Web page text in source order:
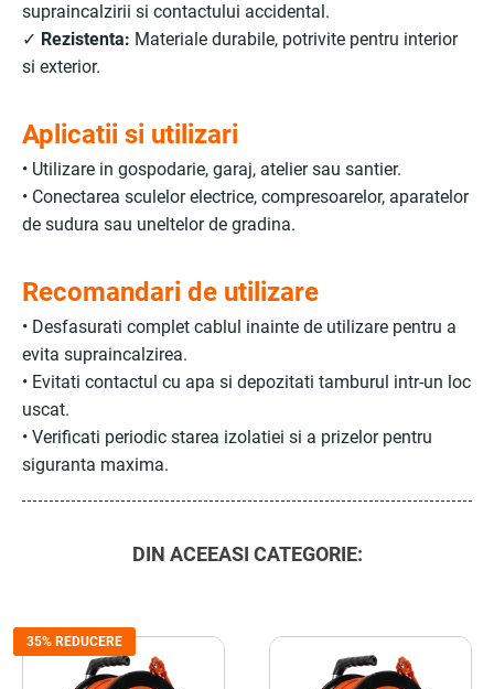
supraincalzirii si contactului accidental.
✓ Rezistenta: Materiale durabile, potrivite pentru interior
si exterior.
Aplicatii si utilizari
• Utilizare in gospodarie, garaj, atelier sau santier.
• Conectarea sculelor electrice, compresoarelor, aparatelor
de sudura sau uneltelor de gradina.
Recomandari de utilizare
• Desfasurati complet cablul inainte de utilizare pentru a
evita supraincalzirea.
• Evitati contactul cu apa si depozitati tamburul intr-un loc
uscat.
• Verificati periodic starea izolatiei si a prizelor pentru
siguranta maxima.
DIN ACEEASI CATEGORIE:
35% REDUCERE